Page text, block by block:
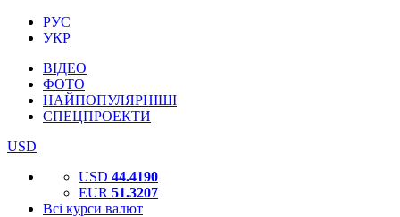
РУС
УКР
ВІДЕО
ФОТО
НАЙПОПУЛЯРНІШІ
СПЕЦПРОЕКТИ
USD
USD 44.4190
EUR 51.3207
Всі курси валют